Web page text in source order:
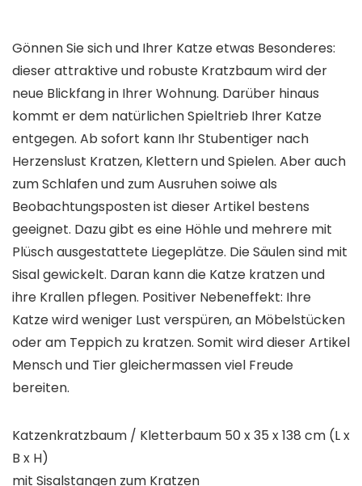
Gönnen Sie sich und Ihrer Katze etwas Besonderes:
dieser attraktive und robuste Kratzbaum wird der
neue Blickfang in Ihrer Wohnung. Darüber hinaus
kommt er dem natürlichen Spieltrieb Ihrer Katze
entgegen. Ab sofort kann Ihr Stubentiger nach
Herzenslust Kratzen, Klettern und Spielen. Aber auch
zum Schlafen und zum Ausruhen soiwe als
Beobachtungsposten ist dieser Artikel bestens
geeignet. Dazu gibt es eine Höhle und mehrere mit
Plüsch ausgestattete Liegeplätze. Die Säulen sind mit
Sisal gewickelt. Daran kann die Katze kratzen und
ihre Krallen pflegen. Positiver Nebeneffekt: Ihre
Katze wird weniger Lust verspüren, an Möbelstücken
oder am Teppich zu kratzen. Somit wird dieser Artikel
Mensch und Tier gleichermassen viel Freude
bereiten.
Katzenkratzbaum / Kletterbaum 50 x 35 x 138 cm (L x
B x H)
mit Sisalstangen zum Kratzen